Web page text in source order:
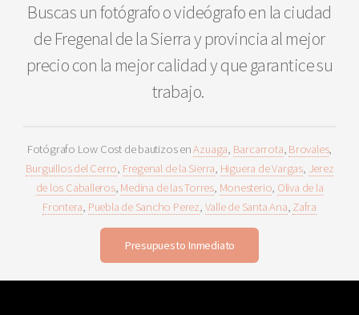
Buscas un fotógrafo o videógrafo en la ciudad
de Fregenal de la Sierra y provincia al mejor
precio con la mejor calidad y que garantice su
trabajo.
Fotógrafo Low Cost de bautizos enAzuaga, Barcarrota, Brovales,
Burguillos del Cerro, Fregenal de la Sierra, Higuera de Vargas, Jerez
de los Caballeros, Medina de las Torres, Monesterio, Oliva de la
Frontera, Puebla de Sancho Perez, Valle de Santa Ana, Zafra
Presupuesto Inmediato